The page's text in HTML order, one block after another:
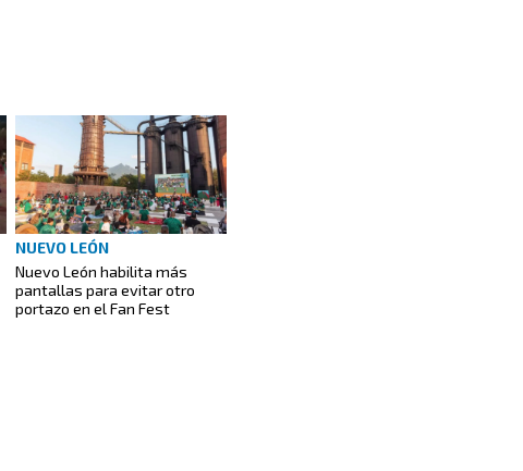
NUEVO LEÓN
Nuevo León habilita más
pantallas para evitar otro
portazo en el Fan Fest